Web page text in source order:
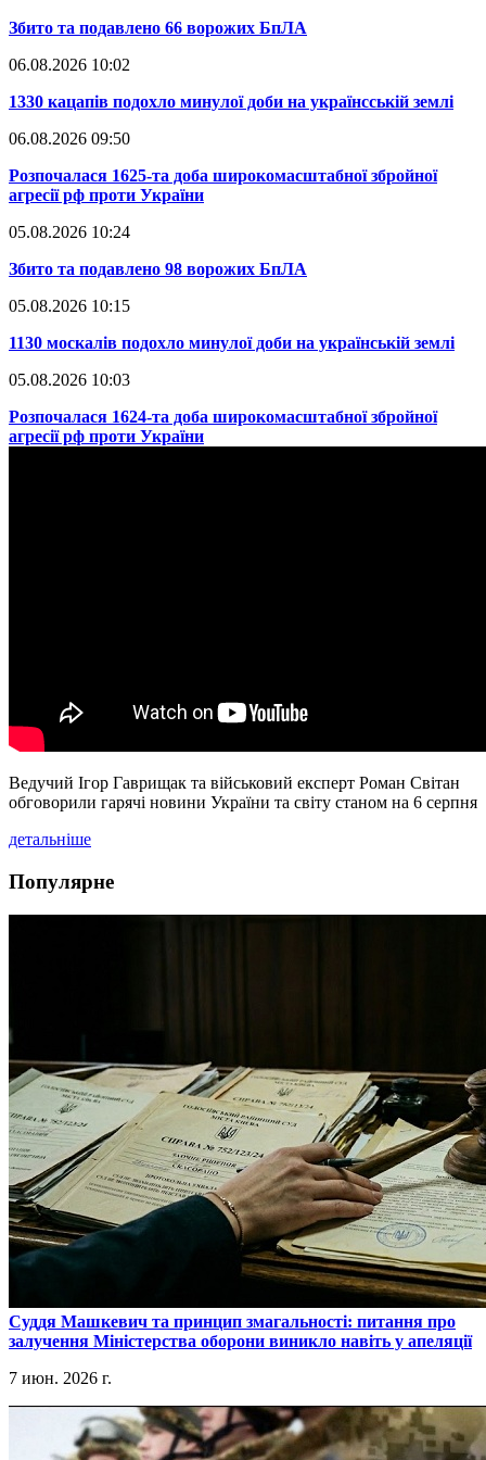
​Збито та подавлено 66 ворожих БпЛА
06.08.2026 10:02
​1330 кацапів подохло минулої доби на українсській землі
06.08.2026 09:50
​Розпочалася 1625-та доба широкомасштабної збройної
агресії рф проти України
05.08.2026 10:24
​Збито та подавлено 98 ворожих БпЛА
05.08.2026 10:15
​1130 москалів подохло минулої доби на українській землі
05.08.2026 10:03
​Розпочалася 1624-та доба широкомасштабної збройної
агресії рф проти України
Ведучий Ігор Гаврищак та військовий експерт Роман Світан
обговорили гарячі новини України та світу станом на 6 серпня
детальніше
Популярне
​Суддя Машкевич та принцип змагальності: питання про
залучення Міністерства оборони виникло навіть у апеляції
7 июн. 2026 г.